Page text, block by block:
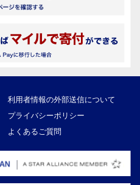
利用者情報の外部送信について
プライバシーポリシー
よくあるご質問